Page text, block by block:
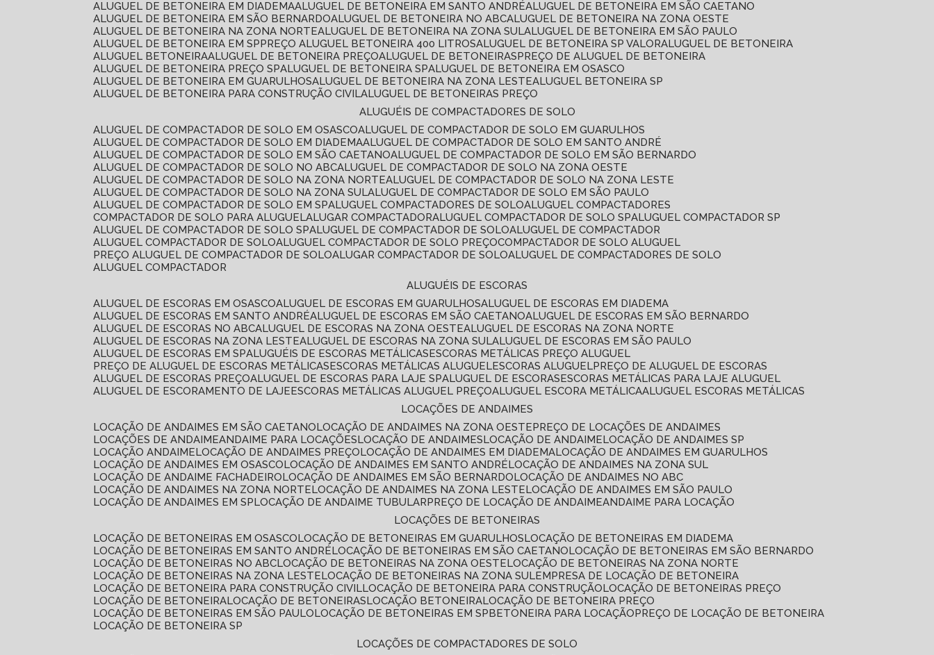
ALUGUEL DE BETONEIRA EM DIADEMA ALUGUEL DE BETONEIRA EM SANTO ANDRÉ ALUGUEL DE BETONEIRA EM SÃO CAETANO
ALUGUEL DE BETONEIRA EM SÃO BERNARDO ALUGUEL DE BETONEIRA NO ABC ALUGUEL DE BETONEIRA NA ZONA OESTE
ALUGUEL DE BETONEIRA NA ZONA NORTE ALUGUEL DE BETONEIRA NA ZONA SUL ALUGUEL DE BETONEIRA EM SÃO PAULO
ALUGUEL DE BETONEIRA EM SP
PREÇO ALUGUEL BETONEIRA 400 LITROS ALUGUEL DE BETONEIRA SP VALOR ALUGUEL DE BETONEIRA
ALUGUEL BETONEIRA ALUGUEL DE BETONEIRA PREÇO ALUGUEL DE BETONEIRAS
PREÇO DE ALUGUEL DE BETONEIRA
ALUGUEL DE BETONEIRA PREÇO SP ALUGUEL DE BETONEIRA SP ALUGUEL DE BETONEIRA EM OSASCO
ALUGUEL DE BETONEIRA EM GUARULHOS ALUGUEL DE BETONEIRA NA ZONA LESTE ALUGUEL BETONEIRA SP
ALUGUEL DE BETONEIRA PARA CONSTRUÇÃO CIVIL ALUGUEL DE BETONEIRAS PREÇO
ALUGUÉIS DE COMPACTADORES DE SOLO
ALUGUEL DE COMPACTADOR DE SOLO EM OSASCO ALUGUEL DE COMPACTADOR DE SOLO EM GUARULHOS
ALUGUEL DE COMPACTADOR DE SOLO EM DIADEMA ALUGUEL DE COMPACTADOR DE SOLO EM SANTO ANDRÉ
ALUGUEL DE COMPACTADOR DE SOLO EM SÃO CAETANO ALUGUEL DE COMPACTADOR DE SOLO EM SÃO BERNARDO
ALUGUEL DE COMPACTADOR DE SOLO NO ABC ALUGUEL DE COMPACTADOR DE SOLO NA ZONA OESTE
ALUGUEL DE COMPACTADOR DE SOLO NA ZONA NORTE ALUGUEL DE COMPACTADOR DE SOLO NA ZONA LESTE
ALUGUEL DE COMPACTADOR DE SOLO NA ZONA SUL ALUGUEL DE COMPACTADOR DE SOLO EM SÃO PAULO
ALUGUEL DE COMPACTADOR DE SOLO EM SP ALUGUEL COMPACTADORES DE SOLO ALUGUEL COMPACTADORES
COMPACTADOR DE SOLO PARA ALUGUEL ALUGAR COMPACTADOR ALUGUEL COMPACTADOR DE SOLO SP ALUGUEL COMPACTADOR SP
ALUGUEL DE COMPACTADOR DE SOLO SP ALUGUEL DE COMPACTADOR DE SOLO ALUGUEL DE COMPACTADOR
ALUGUEL COMPACTADOR DE SOLO ALUGUEL COMPACTADOR DE SOLO PREÇO COMPACTADOR DE SOLO ALUGUEL
PREÇO ALUGUEL DE COMPACTADOR DE SOLO ALUGAR COMPACTADOR DE SOLO ALUGUEL DE COMPACTADORES DE SOLO
ALUGUEL COMPACTADOR
ALUGUÉIS DE ESCORAS
ALUGUEL DE ESCORAS EM OSASCO ALUGUEL DE ESCORAS EM GUARULHOS ALUGUEL DE ESCORAS EM DIADEMA
ALUGUEL DE ESCORAS EM SANTO ANDRÉ ALUGUEL DE ESCORAS EM SÃO CAETANO ALUGUEL DE ESCORAS EM SÃO BERNARDO
ALUGUEL DE ESCORAS NO ABC ALUGUEL DE ESCORAS NA ZONA OESTE ALUGUEL DE ESCORAS NA ZONA NORTE
ALUGUEL DE ESCORAS NA ZONA LESTE ALUGUEL DE ESCORAS NA ZONA SUL ALUGUEL DE ESCORAS EM SÃO PAULO
ALUGUEL DE ESCORAS EM SP ALUGUÉIS DE ESCORAS METÁLICAS
ESCORAS METÁLICAS PREÇO ALUGUEL
PREÇO DE ALUGUEL DE ESCORAS METÁLICAS
ESCORAS METÁLICAS ALUGUEL ESCORAS ALUGUEL
PREÇO DE ALUGUEL DE ESCORAS
ALUGUEL DE ESCORAS PREÇO ALUGUEL DE ESCORAS PARA LAJE SP ALUGUEL DE ESCORAS
ESCORAS METÁLICAS PARA LAJE ALUGUEL
ALUGUEL DE ESCORAMENTO DE LAJE
ESCORAS METÁLICAS ALUGUEL PREÇO ALUGUEL ESCORA METÁLICA ALUGUEL ESCORAS METÁLICAS
LOCAÇÕES DE ANDAIMES
LOCAÇÃO DE ANDAIMES EM SÃO CAETANO LOCAÇÃO DE ANDAIMES NA ZONA OESTE
PREÇO DE LOCAÇÕES DE ANDAIMES
LOCAÇÕES DE ANDAIME ANDAIME PARA LOCAÇÕES LOCAÇÃO DE ANDAIMES LOCAÇÃO DE ANDAIME LOCAÇÃO DE ANDAIMES SP
LOCAÇÃO ANDAIME LOCAÇÃO DE ANDAIMES PREÇO LOCAÇÃO DE ANDAIMES EM DIADEMA LOCAÇÃO DE ANDAIMES EM GUARULHOS
LOCAÇÃO DE ANDAIMES EM OSASCO LOCAÇÃO DE ANDAIMES EM SANTO ANDRÉ LOCAÇÃO DE ANDAIMES NA ZONA SUL
LOCAÇÃO DE ANDAIME FACHADEIRO LOCAÇÃO DE ANDAIMES EM SÃO BERNARDO LOCAÇÃO DE ANDAIMES NO ABC
LOCAÇÃO DE ANDAIMES NA ZONA NORTE LOCAÇÃO DE ANDAIMES NA ZONA LESTE LOCAÇÃO DE ANDAIMES EM SÃO PAULO
LOCAÇÃO DE ANDAIMES EM SP LOCAÇÃO DE ANDAIME TUBULAR PREÇO DE LOCAÇÃO DE ANDAIME ANDAIME PARA LOCAÇÃO
LOCAÇÕES DE BETONEIRAS
LOCAÇÃO DE BETONEIRAS EM OSASCO LOCAÇÃO DE BETONEIRAS EM GUARULHOS LOCAÇÃO DE BETONEIRAS EM DIADEMA
LOCAÇÃO DE BETONEIRAS EM SANTO ANDRÉ LOCAÇÃO DE BETONEIRAS EM SÃO CAETANO LOCAÇÃO DE BETONEIRAS EM SÃO BERNARDO
LOCAÇÃO DE BETONEIRAS NO ABC LOCAÇÃO DE BETONEIRAS NA ZONA OESTE LOCAÇÃO DE BETONEIRAS NA ZONA NORTE
LOCAÇÃO DE BETONEIRAS NA ZONA LESTE LOCAÇÃO DE BETONEIRAS NA ZONA SUL
EMPRESA DE LOCAÇÃO DE BETONEIRA
LOCAÇÃO DE BETONEIRA PARA CONSTRUÇÃO CIVIL LOCAÇÃO DE BETONEIRA PARA CONSTRUÇÃO LOCAÇÃO DE BETONEIRAS PREÇO
LOCAÇÃO DE BETONEIRA LOCAÇÃO DE BETONEIRAS LOCAÇÃO BETONEIRA LOCAÇÃO DE BETONEIRA PREÇO
LOCAÇÃO DE BETONEIRAS EM SÃO PAULO LOCAÇÃO DE BETONEIRAS EM SP BETONEIRA PARA LOCAÇÃO
PREÇO DE LOCAÇÃO DE BETONEIRA
LOCAÇÃO DE BETONEIRA SP
LOCAÇÕES DE COMPACTADORES DE SOLO